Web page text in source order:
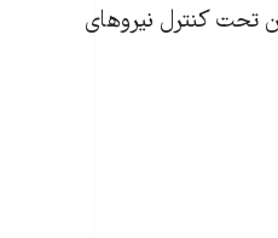
تحت کنترل نيروهای